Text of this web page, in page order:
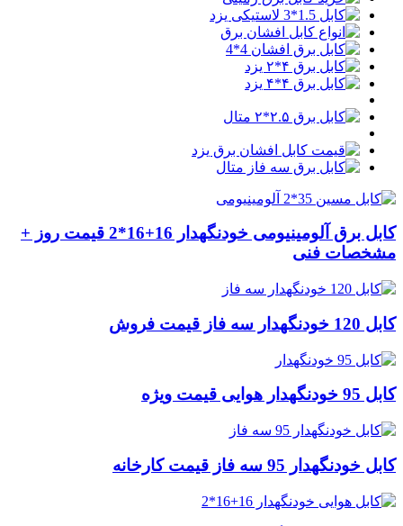
کابل برق آلومینیومی خودنگهدار 16+16*2 قیمت روز +
مشخصات فنی
کابل 120 خودنگهدار سه فاز قیمت فروش
کابل 95 خودنگهدار هوایی قیمت ویژه
کابل خودنگهدار 95 سه فاز قیمت کارخانه